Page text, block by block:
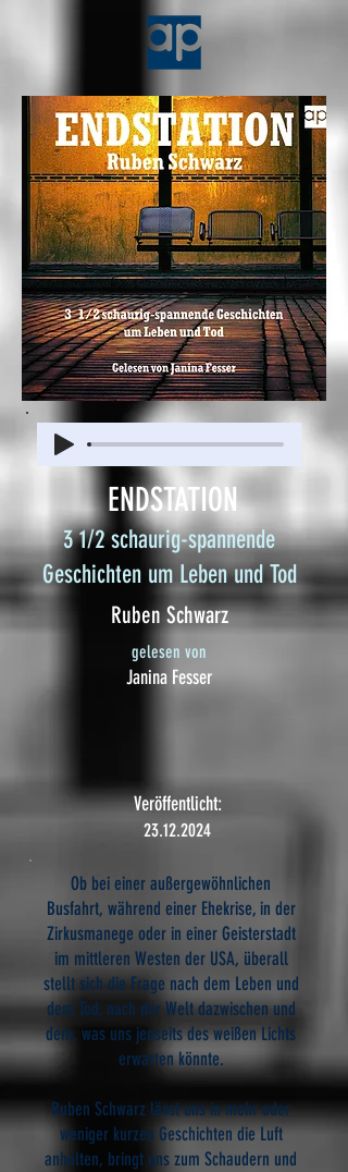
ENDSTATION
3 1/2 schaurig-spannende
Geschichten um Leben und Tod
Ruben Schwarz
gelesen von
Janina Fesser
Veröffentlicht:
23.12.2024
Ob bei einer außergewöhnlichen
Busfahrt, während einer Ehekrise, in der
Zirkusmanege oder in einer Geisterstadt
im mittleren Westen der USA, überall
stellt sich die Frage nach dem Leben und
dem Tod, nach der Welt dazwischen und
dem, was uns jenseits des weißen Lichts
erwarten könnte.
Ruben Schwarz lässt uns in mehr oder
weniger kurzen Geschichten die Luft
anhalten, bringt uns zum Schaudern und